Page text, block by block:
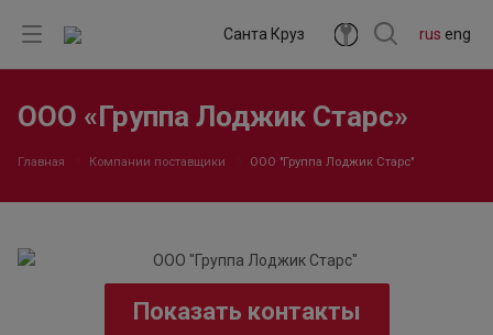
rus eng
Санта Круз
ООО «Группа Лоджик Старс»
Главная Компании поставщики ООО "Группа Лоджик Старс"
Показать контакты